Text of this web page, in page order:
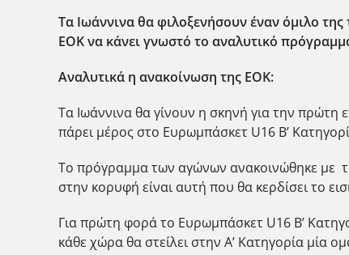
Τα Ιωάννινα θα φιλοξενήσουν έναν όμιλο
ΕΟΚ να κάνει γνωστό το αναλυτικό
Αναλυτικά η ανακοίνωση της ΕΟΚ:
Τα Ιωάννινα θα γίνουν η σκηνή για την πρώτη
πάρει μέρος στο Ευρωμπάσκετ U16 Β’
Το πρόγραμμα των αγώνων ανακοινώθηκε με
στην κορυφή είναι αυτή που θα κερδίσει το
Για πρώτη φορά το Ευρωμπάσκετ U16 Β’
κάθε χώρα θα στείλει στην Α’ Κατηγορία μία